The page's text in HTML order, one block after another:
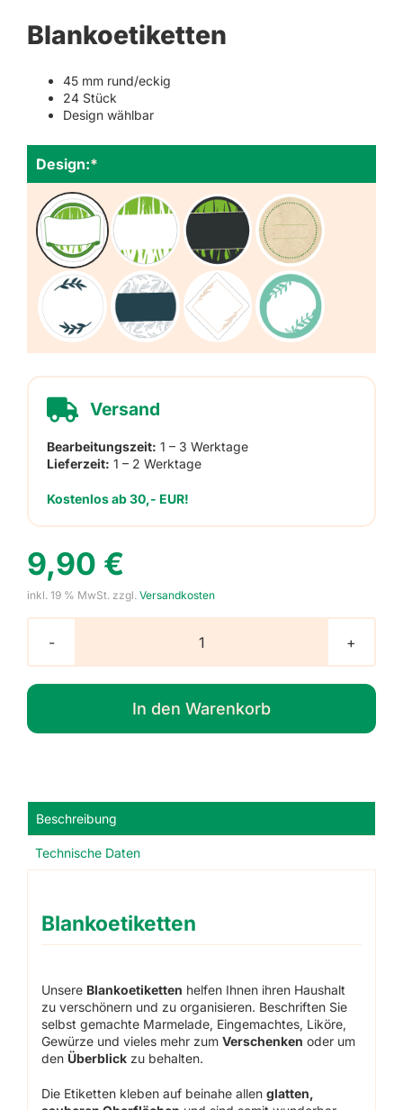
Blankoetiketten
45 mm rund/eckig
24 Stück
Design wählbar
*
Design:
Versand
Bearbeitungszeit: 1 – 3 Werktage
Lieferzeit: 1 – 2 Werktage
Kostenlos ab 30,- EUR!
9,90 €
inkl. 19 % MwSt. zzgl. Versandkosten
Blankoetiketten
Menge
In den Warenkorb
Beschreibung
Technische Daten
Blankoetiketten
Unsere Blankoetiketten helfen Ihnen ihren Haushalt
zu verschönern und zu organisieren. Beschriften Sie
selbst gemachte Marmelade, Eingemachtes, Liköre,
Gewürze und vieles mehr zumVerschenken oder um
den Überblick zu behalten.
Die Etiketten kleben auf beinahe allenglatten,